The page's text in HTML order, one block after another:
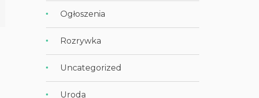
Ogłoszenia
Rozrywka
Uncategorized
Uroda